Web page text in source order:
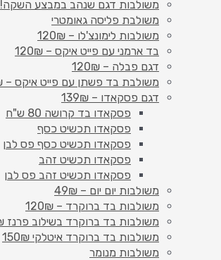
משולבות דגם שנהב במבצע השקה!
משולבת פליסה גאומטרי
משולבות לימונצ'לו – 120₪
בד ארמני עם פייט איקס – 120₪
דגם פבלה – 120₪
משולבת בד פשתן עם פייט איקס – 120₪
דגם פסקאדו – 139₪
פסקאדו בד קרושה 80 ש"ח
פסקאדו תכשיט כסף
פסקאדו תכשיט כסף פס לבן
פסקאדו תכשיט זהב
פסקאדו תכשיט זהב פס לבן
משולבות יום יום – 49₪
משולבות בד ברוקרד – 120₪
משולבות בד ברוקרד בשילוב פרנז 130₪
משולבות בד ברוקרד איטלקי 150₪
משולבות מנומר